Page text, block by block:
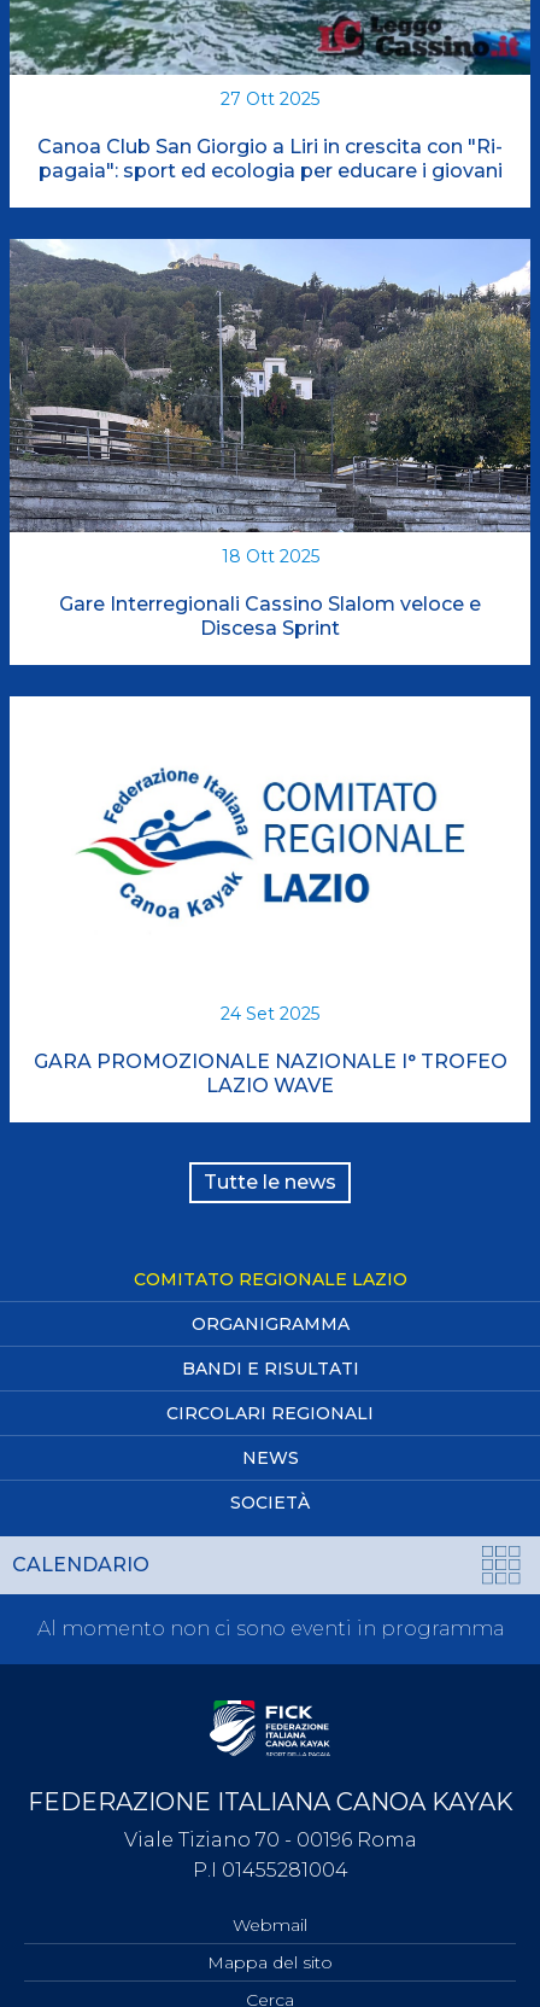
27 Ott 2025
Canoa Club San Giorgio a Liri in crescita con "Ri-
pagaia": sport ed ecologia per educare i giovani
18 Ott 2025
Gare Interregionali Cassino Slalom veloce e
Discesa Sprint
24 Set 2025
GARA PROMOZIONALE NAZIONALE I° TROFEO
LAZIO WAVE
Tutte le news
COMITATO REGIONALE LAZIO
ORGANIGRAMMA
BANDI E RISULTATI
CIRCOLARI REGIONALI
NEWS
SOCIETÀ
CALENDARIO
Al momento non ci sono eventi in programma
FEDERAZIONE ITALIANA CANOA KAYAK
Viale Tiziano 70 - 00196 Roma
P.I 01455281004
Webmail
Mappa del sito
Cerca